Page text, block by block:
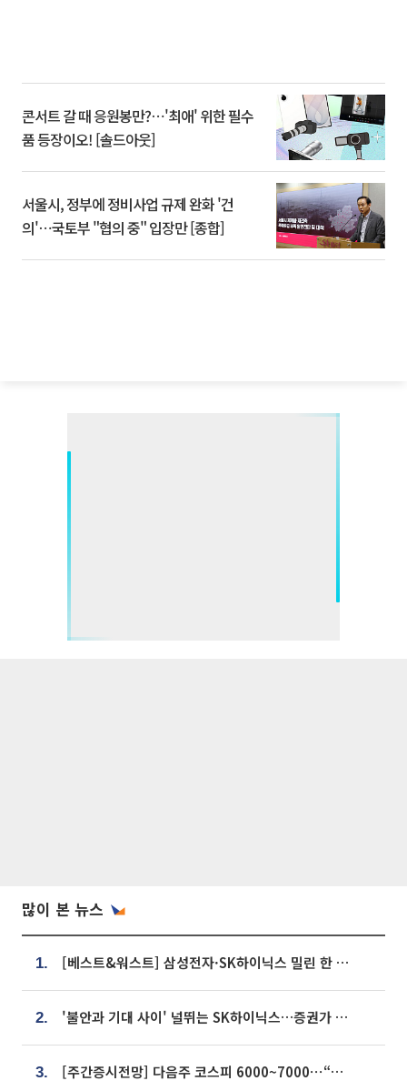
콘서트 갈 때 응원봉만?⋯'최애' 위한 필수
품 등장이오! [솔드아웃]
서울시, 정부에 정비사업 규제 완화 '건
의'⋯국토부 "협의 중" 입장만 [종합]
많이 본 뉴스
1. [베스트&워스트] 삼성전자·SK하이닉스 밀린 한 주…상상인증권은 85% 급등
2. '불안과 기대 사이' 널뛰는 SK하이닉스…증권가 "HBM4·LTA 기반 펀터멘털 견고"
3. [주간증시전망] 다음주 코스피 6000~7000⋯“外人 수급은 정책이 변수”